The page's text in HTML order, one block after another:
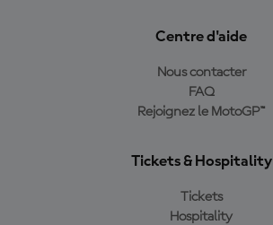
Centre d'aide
Nous contacter
FAQ
Rejoignez le MotoGP™
Tickets & Hospitality
Tickets
Hospitality